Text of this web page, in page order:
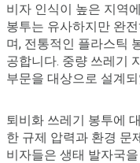
비자 인식이 높은 지역
봉투는 유사하지만 완
며, 전통적인 플라스틱
공합니다. 중량 쓰레기
부문을 대상으로 설계
퇴비화 쓰레기 봉투에
한 규제 압력과 환경 문
비자들은 생태 발자국